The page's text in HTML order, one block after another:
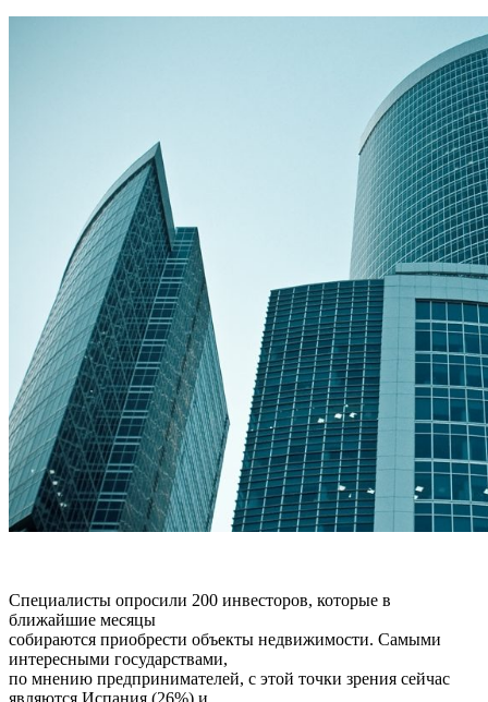
Специалисты опросили 200 инвесторов, которые в
ближайшие месяцы
собираются приобрести объекты недвижимости. Самыми
интересными государствами,
по мнению предпринимателей, с этой точки зрения сейчас